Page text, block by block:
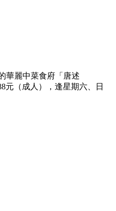
華麗中菜食府「唐述
元（成人），逢星期六、日